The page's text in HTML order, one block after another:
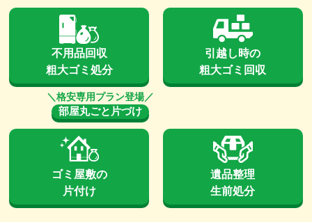
不用品回収
粗大ゴミ処分
引越し時の
粗大ゴミ回収
部屋丸ごと片づけ
ゴミ屋敷の
片付け
遺品整理
生前処分